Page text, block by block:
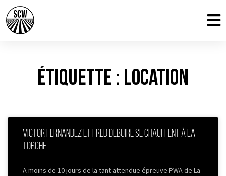
Étiquette : location
Victor Fernandez et Fred Debuire se chauffent à La
Torche
A moins de 10 jours de la tant attendue épreuve PWA de La